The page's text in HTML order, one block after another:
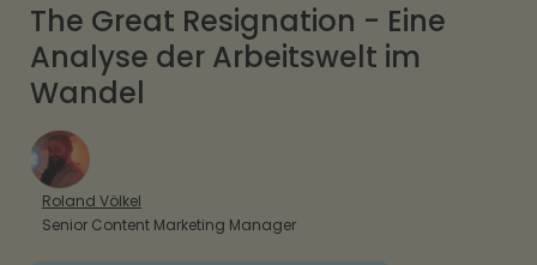
The Great Resignation - Eine
Analyse der Arbeitswelt im
Wandel
Roland Völkel
Senior Content Marketing Manager